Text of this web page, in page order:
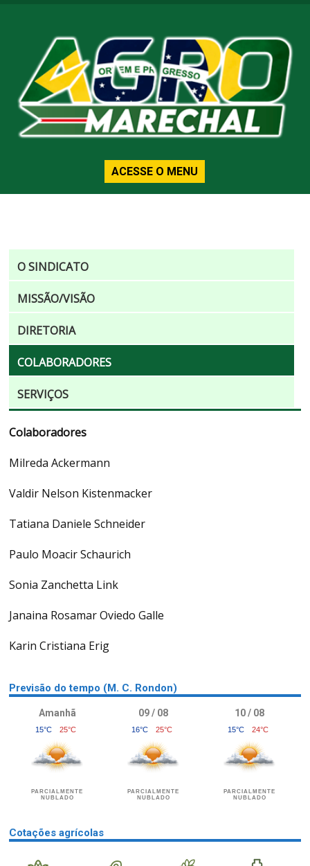
ACESSE O MENU
O SINDICATO
MISSÃO/VISÃO
DIRETORIA
COLABORADORES
SERVIÇOS
Colaboradores
Milreda Ackermann
Valdir Nelson Kistenmacker
Tatiana Daniele Schneider
Paulo Moacir Schaurich
Sonia Zanchetta Link
Janaina Rosamar Oviedo Galle
Karin Cristiana Erig
Previsão do tempo (M. C. Rondon)
Amanhã
15°C 25°C
PARCIALMENTE
NUBLADO
09 / 08
16°C 25°C
PARCIALMENTE
NUBLADO
10 / 08
15°C 24°C
PARCIALMENTE
NUBLADO
Cotações agrícolas